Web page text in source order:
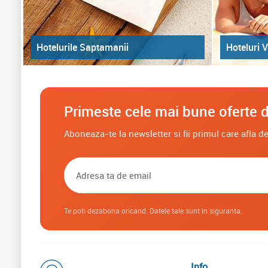
Hotelurile Saptamanii Hoteluri
Primeste cele mai bune oferte
Aboneaza-te la newsletter si fii primul care afla
Te poti dezabona oricand. Datele tale sunt in siguranta.